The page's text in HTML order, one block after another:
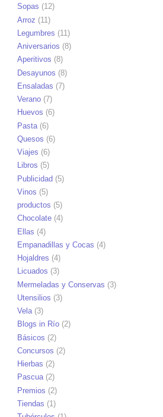
Sopas (12)
Arroz (11)
Legumbres (11)
Aniversarios (8)
Aperitivos (8)
Desayunos (8)
Ensaladas (7)
Verano (7)
Huevos (6)
Pasta (6)
Quesos (6)
Viajes (6)
Libros (5)
Publicidad (5)
Vinos (5)
productos (5)
Chocolate (4)
Ellas (4)
Empanadillas y Cocas (4)
Hojaldres (4)
Licuados (3)
Mermeladas y Conservas (3)
Utensilios (3)
Vela(3)
Blogs in Río (2)
Básicos (2)
Concursos (2)
Hierbas (2)
Pascua(2)
Premios (2)
Tiendas (1)